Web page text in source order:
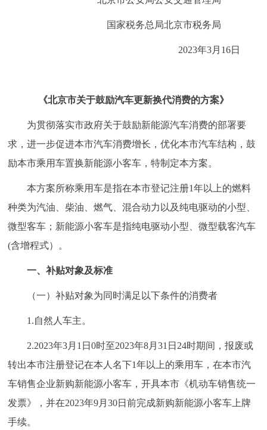
PORTUGUÊS
回到顶部
国家税务总局北京市税务局
2023年3月16日
《北京市关于鼓励汽车更新换代消费的方案》
为贯彻落实市政府关于鼓励新能源汽车消费的部署要
求，进一步促进本市汽车消费增长，优化本市汽车结构，鼓
励本市乘用车置换新能源小客车，特制定本方案。
本方案所称乘用车是指在本市登记注册1年以上的燃料
种类为汽油、柴油、燃气、混合动力以及纯电驱动的小型、
微型客车；新能源小客车是指纯电驱动小型、微型载客汽车
(含增程式）。
一、补贴对象及标准
（一）补贴对象为同时满足以下条件的消费者
1.自然人车主。
2.2023年3月1日0时至2023年8月31日24时期间，报废或
转出本市注册登记在本人名下1年以上的乘用车，在本市汽
车销售企业新购新能源小客车，开具本市《机动车销售统一
发票》，并在2023年9月30日前完成新购新能源小客车上牌
手续。